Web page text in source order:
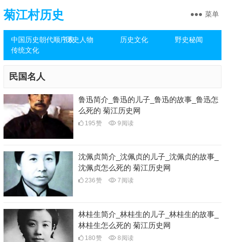
菊江村历史
中国历史朝代顺序表历史人物 历史文化
野史秘闻
传统文化
菜单
民国名人
鲁迅简介_鲁迅的儿子_鲁迅的故事_鲁迅怎
么死的 菊江历史网
195赞 9 阅读
沈佩贞简介_沈佩贞的儿子_沈佩贞的故事_
沈佩贞怎么死的 菊江历史网
236赞 7 阅读
林桂生简介_林桂生的儿子_林桂生的故事_
林桂生怎么死的 菊江历史网
180赞 8 阅读